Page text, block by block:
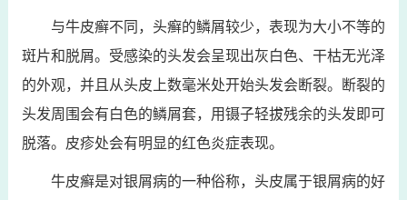
与牛皮癣不同，头癣的鳞屑较少，表现为大小不等的
斑片和脱屑。受感染的头发会呈现出灰白色、干枯无光泽
的外观，并且从头皮上数毫米处开始头发会断裂。断裂的
头发周围会有白色的鳞屑套，用镊子轻拔残余的头发即可
脱落。皮疹处会有明显的红色炎症表现。
牛皮癣是对银屑病的一种俗称，头皮属于银屑病的好